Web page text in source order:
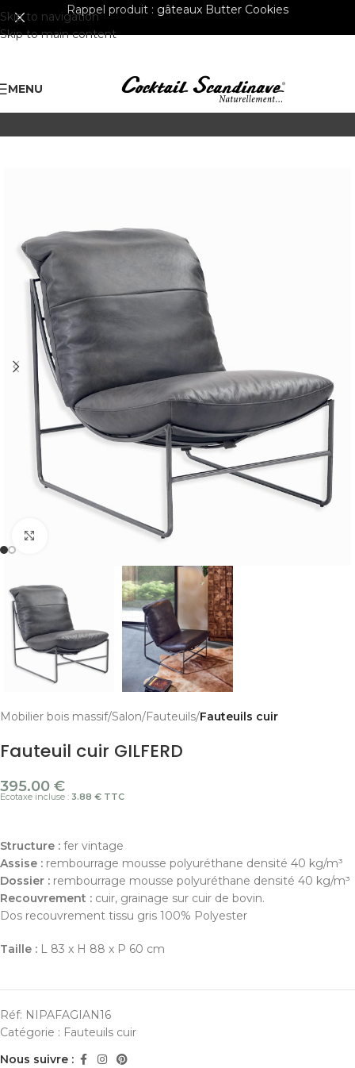
Skip to navigation
Skip to main content
Rappel produit : gâteaux Butter Cookies
MENU
Cliquer pour agrandir
Mobilier bois massif Salon Fauteuils Fauteuils cuir
Fauteuil cuir GILFERD
395.00 €
Ecotaxe incluse : 3.88 € TTC
Structure : fer vintage
Assise : rembourrage mousse polyuréthane densité 40 kg/m³
Dossier : rembourrage mousse polyuréthane densité 40 kg/m³
Recouvrement : cuir, grainage sur cuir de bovin.
Dos recouvrement tissu gris 100% Polyester
Taille : L 83 x H 88 x P 60 cm
Réf: NIPAFAGIAN16
Catégorie : Fauteuils cuir
Nous suivre :